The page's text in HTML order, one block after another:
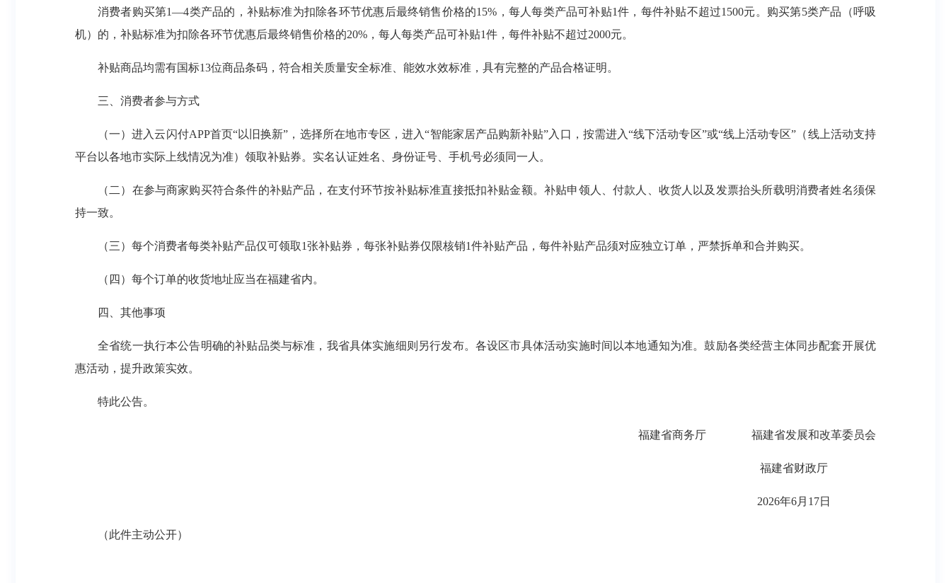
消费者购买第1—4类产品的，补贴标准为扣除各环节优惠后最终销售价格的15%，每人每类产品可补贴1件，每件补贴不超过1500元。购买第5类产品（呼吸
机）的，补贴标准为扣除各环节优惠后最终销售价格的20%，每人每类产品可补贴1件，每件补贴不超过2000元。
补贴商品均需有国标13位商品条码，符合相关质量安全标准、能效水效标准，具有完整的产品合格证明。
三、消费者参与方式
（一）进入云闪付APP首页“以旧换新”，选择所在地市专区，进入“智能家居产品购新补贴”入口，按需进入“线下活动专区”或“线上活动专区”（线上活动支持
平台以各地市实际上线情况为准）领取补贴券。实名认证姓名、身份证号、手机号必须同一人。
（二）在参与商家购买符合条件的补贴产品，在支付环节按补贴标准直接抵扣补贴金额。补贴申领人、付款人、收货人以及发票抬头所载明消费者姓名须保
持一致。
（三）每个消费者每类补贴产品仅可领取1张补贴券，每张补贴券仅限核销1件补贴产品，每件补贴产品须对应独立订单，严禁拆单和合并购买。
（四）每个订单的收货地址应当在福建省内。
四、其他事项
全省统一执行本公告明确的补贴品类与标准，我省具体实施细则另行发布。各设区市具体活动实施时间以本地通知为准。鼓励各类经营主体同步配套开展优
惠活动，提升政策实效。
特此公告。
福建省商务厅 福建省发展和改革委员会
福建省财政厅
2026年6月17日
（此件主动公开）